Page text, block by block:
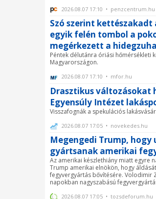
2026.08.07 17:10 • penzcentrum.hu
Szó szerint kettészakadt
egyik felén tombol a
megérkezett a
Péntek délutánra óriási hőmérsékleti
Magyarországon.
2026.08.07 17:10 • mfor.hu
Drasztikus változásokat
Egyensúly Intézet
Visszafognák a spekulációs
2026.08.07 17:05 • novekedes.hu
Megengedi Trump, hogy
gyártsanak amerikai
Az amerikai készlethiány miatt egyre
Trump amerikai elnökön, hogy
fegyvergyártás bővítésére. Volodimir
napokban nagyszabású
2026.08.07 17:05 • tozsdeforum.hu